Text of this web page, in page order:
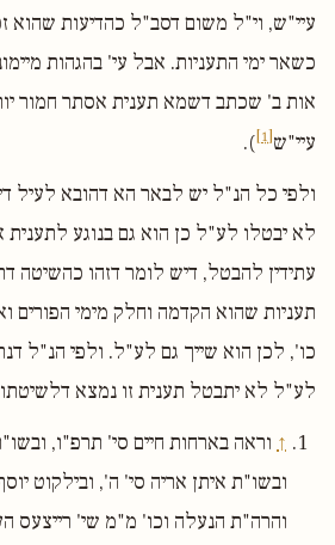
עיי"ש, וי"ל משום דסב"ל כהדיעות שהוא
כשאר ימי התעניות. אבל עי' בהגהות
אות ב' שכתב דשמא תענית אסתר חמור
עיי"ש[1]
).
ולפי כל הנ"ל יש לבאר הא דהובא לעיל
לא יבטלו לע"ל כן הוא גם בנוגע
עתידין להבטל, דיש לומר דזהו כהשיטה
תעניות שהוא הקדמה וחלק מימי הפורים
כו', לכן הוא שייך גם לע"ל. ולפי הנ"ל
לע"ל לא יתבטל תענית זו נמצא
↑ וראה בארחות חיים סי' תרפ"ו,
ובשו"ת איתן אריה סי' ה', ובילקוט
והרה"ת הנעלה וכו' מ"מ שי' רייצעס